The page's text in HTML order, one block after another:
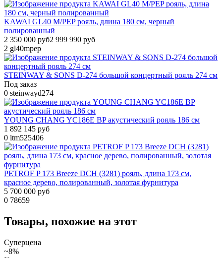
KAWAI GL40 M/PEP рояль, длина 180 см, черный
полированный
2 350 000 руб2 999 990 руб
2 gl40mpep
STEINWAY & SONS D-274 большой концертный рояль 274 см
Под заказ
0 steinwayd274
YOUNG CHANG YC186E BP акустический рояль 186 см
1 892 145 руб
0 ltm525406
PETROF P 173 Breeze DCH (3281) рояль, длина 173 см,
красное дерево, полированный, золотая фурнитура
5 700 000 руб
0 78659
Товары, похожие на этот
Суперцена
~8%